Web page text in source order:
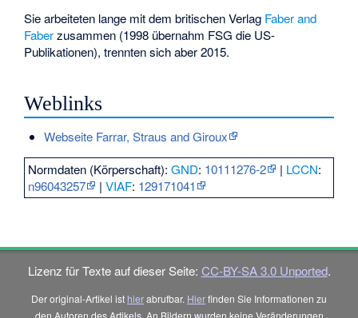
Sie arbeiteten lange mit dem britischen Verlag Faber and
Faberzusammen (1998 übernahm FSG die US-
Publikationen), trennten sich aber 2015.
Weblinks
Webseite Farrar, Straus and Giroux
Normdaten (Körperschaft):GND: 10111276-2 | LCCN:
n96043257
|VIAF: 129171041
Lizenz für Texte auf dieser Seite: CC-BY-SA 3.0 Unported.
Der original-Artikel ist hierabrufbar. Hierfinden Sie Informationen zu